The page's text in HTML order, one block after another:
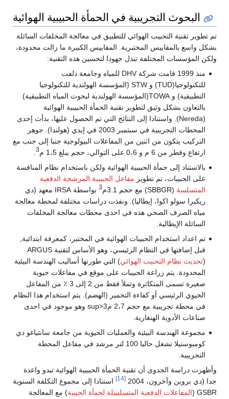
البحوث التجريبية في الحمأة الحبيبية الهوائية
تم تطوير تقنية التحبيب الهوائي للتطبيق في معالجة المخلفات السائلة
بشكل واسع بالمقاييس المختبرية. المقاييس الكبيرة ما زالت محدودة،
ولكن المؤسسات المختلفة تبذل جهودا لتحسين هذه التقنية:
منذ 1999 قامت شركة DHV للمياه وجامعة دلفت
للتكنولوجيا(TUD) و STW (المؤسسة الهولندية للتكنولوجيا
التطبيقية) و TOWA(المؤسسة الهولندية لبحوث المياه التطبيقية)
بالتعاون بشكل وثيق لتطوير تقنية الحمأة الحبيبية الهوائية
(Nereda). واستنادا إلى النتائج التي تم الحصول عليها، بدأت إحدى
المحطات التجريبية في سبتمبر 2003 في إيدي (هولندا). جوهر
التركيب يتكون من اثنين من المفاعلات البيولوجية جنبا إلى جنب مع
ارتفاع وقطر من 6 م و 0،6 على التوالي، حجم يبلغ 1،5 م
3
بالاستناد إلى حمأة الحبيبية الهوائية ولكن باستخدام نظام المنافسة
على الحبيبات، تم تطوير مفاعل الحبيبية المرشحة الدفعية
المتسلسة (SBBGR) مع حجم 3.1م 3
بواسطة IRSA معهد (دي
ريكيرا سولو اكوا، إيطاليا). ونفذت دراسات مختلفة لمحطة معالجة
مياه الصرف الصحي هذه في احدى محطات معالجة المخلفات
السائلة الإيطالية.
تم اعداد استخدام الحبيبات الهوائية في المختبر، كمعرفة ابتدائية,
قبل إضافتها في النظام الرئيسي، وهو الأساس لتقنية ARGUS
(تحديث نظام التحبيب الهوائي) التي طورتها أساليب الهندسة البيئية
المحدودة. يتم زراعة الحبيبات على موقع في مفاعلات حيوية
صغيرة تسمى المتكاثرة وتملأ فقط من 2 إلى 3 ٪ من المفاعل
الحيوي الرئيسي أو كفاءة التخمير (الهضم). يتم استخدام هذا النظام
في محطة تجريبية مع حجم 2،7 مsup>3 وهو موجود في احدى
صناعات الأدوية الهنغارية.
مجموعة الهندسة البيئية والعمليات الحيوية من جامعة سانتياغو دي
كومبوستيلا تشغل حاليا 100 لتر مرشد في مفاعل المحطة
التجريبية.
وأظهرت دراسة الجدوى أن تقنية الحمأة الحبيبية الهوائية تبدو واعدة
جدا (دي بروين وآخرون، 2004
[14]
استنادا إلى مجموع التكلفة السنوية
GSBR (
المفاعلات الدفعية المتسلسلة لحمأة الحبيبة) مع المعالجة